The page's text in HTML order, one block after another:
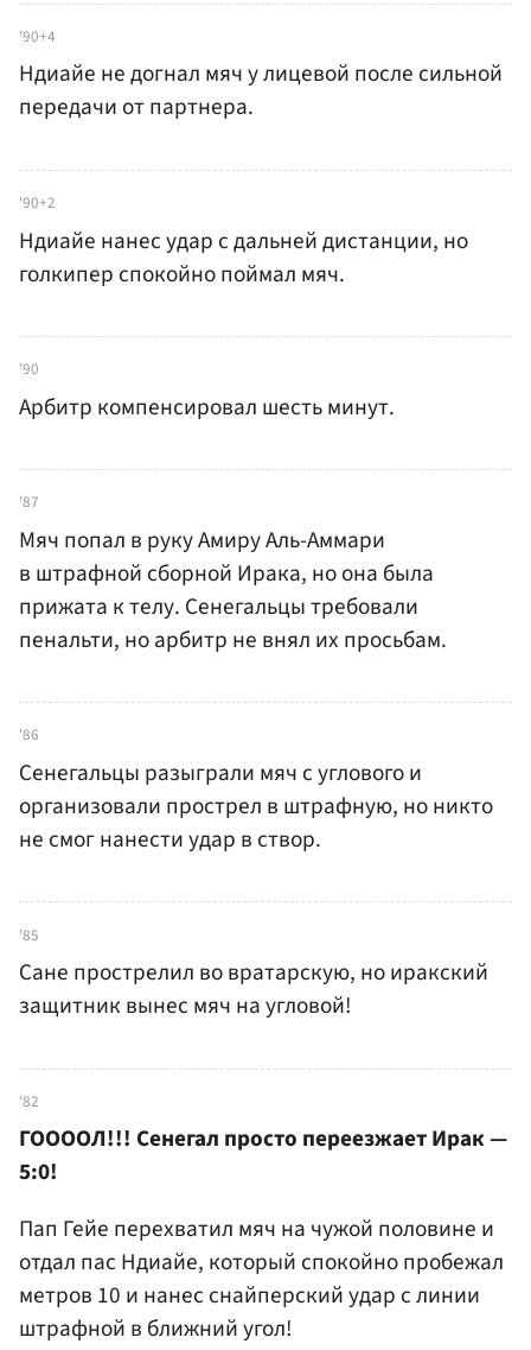
'90+4
Ндиайе не догнал мяч у лицевой после сильной
передачи от партнера.
'90+2
Ндиайе нанес удар с дальней дистанции, но
голкипер спокойно поймал мяч.
'90
Арбитр компенсировал шесть минут.
'87
Мяч попал в руку Амиру Аль-Аммари
в штрафной сборной Ирака, но она была
прижата к телу. Сенегальцы требовали
пенальти, но арбитр не внял их просьбам.
'86
Сенегальцы разыграли мяч с углового и
организовали прострел в штрафную, но никто
не смог нанести удар в створ.
'85
Сане прострелил во вратарскую, но иракский
защитник вынес мяч на угловой!
'82
ГООООЛ!!! Сенегал просто переезжает Ирак —
5:0!
Пап Гейе перехватил мяч на чужой половине и
отдал пас Ндиайе, который спокойно пробежал
метров 10 и нанес снайперский удар с линии
штрафной в ближний угол!